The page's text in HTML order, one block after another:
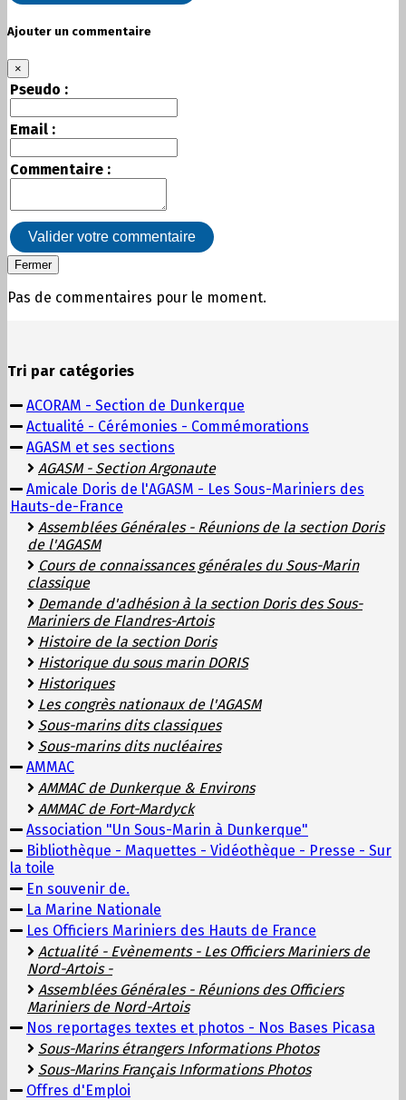
Ajouter un commentaire
×
Pseudo :
Email :
Commentaire :
Valider votre commentaire
Fermer
Pas de commentaires pour le moment.
Tri par catégories
ACORAM - Section de Dunkerque
Actualité - Cérémonies - Commémorations
AGASM et ses sections
AGASM - Section Argonaute
Amicale Doris de l'AGASM - Les Sous-Mariniers des
Hauts-de-France
Assemblées Générales - Réunions de la section Doris
de l'AGASM
Cours de connaissances générales du Sous-Marin
classique
Demande d'adhésion à la section Doris des Sous-
Mariniers de Flandres-Artois
Histoire de la section Doris
Historique du sous marin DORIS
Historiques
Les congrès nationaux de l'AGASM
Sous-marins dits classiques
Sous-marins dits nucléaires
AMMAC
AMMAC de Dunkerque & Environs
AMMAC de Fort-Mardyck
Association "Un Sous-Marin à Dunkerque"
Bibliothèque - Maquettes - Vidéothèque - Presse - Sur
la toile
En souvenir de.
La Marine Nationale
Les Officiers Mariniers des Hauts de France
Actualité - Evènements - Les Officiers Mariniers de
Nord-Artois -
Assemblées Générales - Réunions des Officiers
Mariniers de Nord-Artois
Nos reportages textes et photos - Nos Bases Picasa
Sous-Marins étrangers Informations Photos
Sous-Marins Français Informations Photos
Offres d'Emploi